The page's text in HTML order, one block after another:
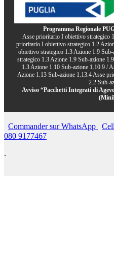
Programma Regionale
Asse prioritario I obiettivo strategico
prioritario I obiettivo strategico 1.2
obiettivo strategico 1.3 Azione 1.9
strategico 1.3 Azione 1.9 Sub-azione
1.3 Azione 1.10 Sub-azione 1.10.9 /
Azione 1.13 Sub-azione 1.13.4 Asse
2.2 Sub-
Avviso “Pacchetti Integrati di
Commander sur WhatsApp
080 9177467
.